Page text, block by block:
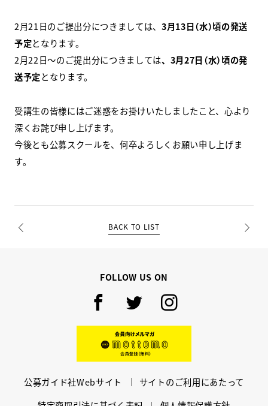
資料請求／お問い合わせ
2月21日のご提出分につきましては、 3月13日（水）頃の発送
予定となります。
2月22日～のご提出分につきましては、3月27日（水）頃の発
送予定となります。
受講生の皆様にはご迷惑をお掛けいたしましたこと、心より
深くお詫び申し上げます。
今後とも公募スクールを、何卒よろしくお願い申し上げま
す。
BACK TO LIST
FOLLOW US ON
Facebook
TwitterInstagram
公募ガイド社Webサイト
サイトのご利用にあたって